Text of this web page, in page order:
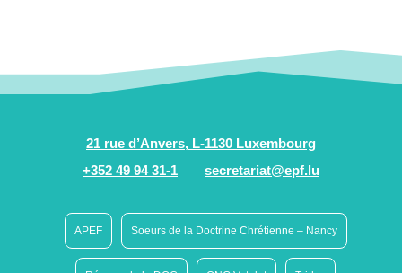
21 rue d’Anvers, L-1130 Luxembourg
+352 49 94 31-1
secretariat@epf.lu
APEF Soeurs de la Doctrine Chrétienne – Nancy